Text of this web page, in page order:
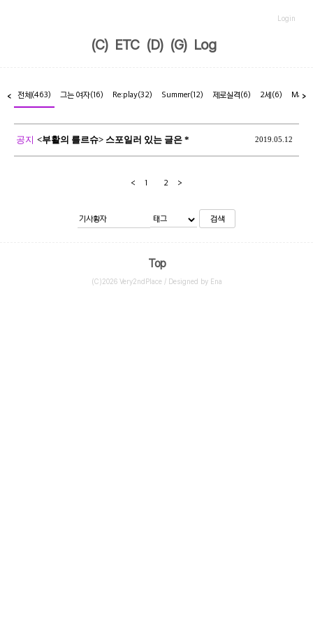
Login
(C) ETC (D) (G) Log
전체(463) 그는 여자(16) Re:play(32) Summer(12) 제로실격(6) 2세(6)
< >
공지 <부활의 를르슈> 스포일러 있는 글은 * 2019.05.12
< 1 2 >
검색
Top
(C)2026 Very2ndPlace / Designed by Ena